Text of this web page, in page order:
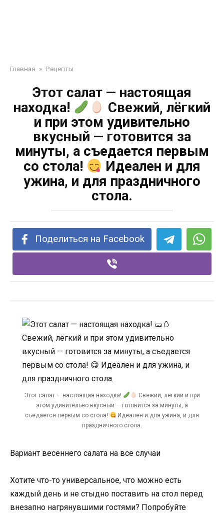
Главная » Рецепты
Этот салат — настоящая
находка!
Свежий, лёгкий
и при этом удивительно
вкусный — готовится за
минуты, а съедается первым
со стола!
Идеален и для
ужина, и для праздничного
стола.
Поделиться на Facebook
Этот салат — настоящая находка!
Свежий, лёгкий и при
этом удивительно вкусный — готовится за минуты, а
съедается первым со стола!
Идеален и для ужина, и для
праздничного стола.
Вариант весеннего салата на все случаи
Хотите что-то универсальное, что можно есть
каждый день и не стыдно поставить на стол перед
внезапно нагрянувшими гостями? Попробуйте